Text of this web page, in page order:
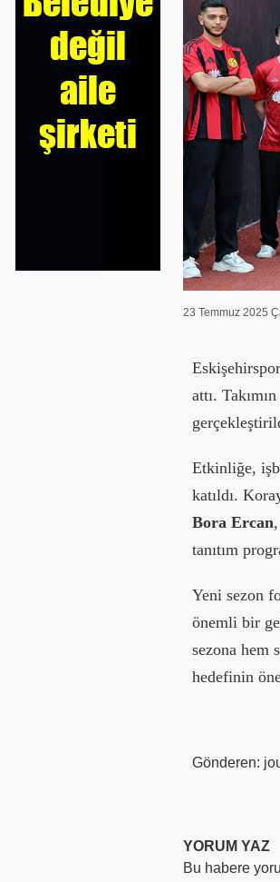
23 Temmuz 2025
attı.
Etkinliğe,
katıldı.
Bora Ercan
tanıtım
Yeni sezon
önemli bir
sezona hem
hedefinin
Gönderen:
YORUM YAZ
Bu habere